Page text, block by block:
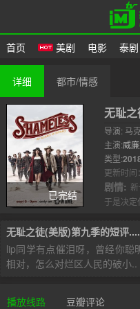
首页 美剧 电影 泰剧
详细 都市/情感
已完结
无耻
导演: 马
主演:威
拉·汉普顿
尼 卡梅
类型:
更新时
剧情:
于是决定
无耻之徒(美版)第九季的短评
lip同学有点催泪呀，曾经你
相对，怎么对烂区人民的破小..
播放线路 豆瓣评论